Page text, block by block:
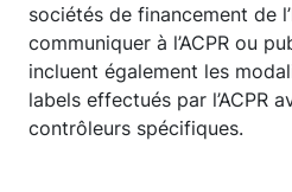
sociétés de financement de
communiquer à l’ACPR ou
incluent également les
labels effectués par l’ACPR
contrôleurs spécifiques.